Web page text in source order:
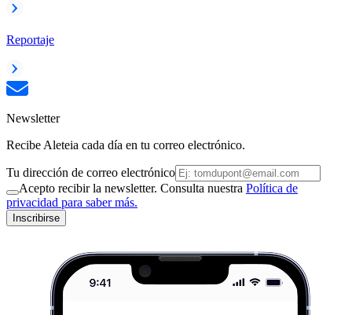
Reportaje
Newsletter
Recibe Aleteia cada día en tu correo electrónico.
Tu dirección de correo electrónico
Acepto recibir la newsletter. Consulta nuestra Política de
privacidad para saber más.
Inscribirse